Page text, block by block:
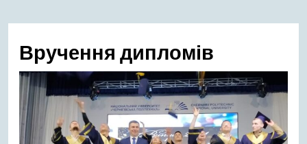
меню
Вручення дипломів